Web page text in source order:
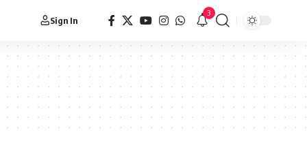
Sign In
3